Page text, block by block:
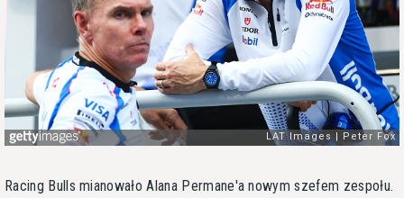
Racing Bulls mianowało Alana Permane'a nowym szefem zespołu.